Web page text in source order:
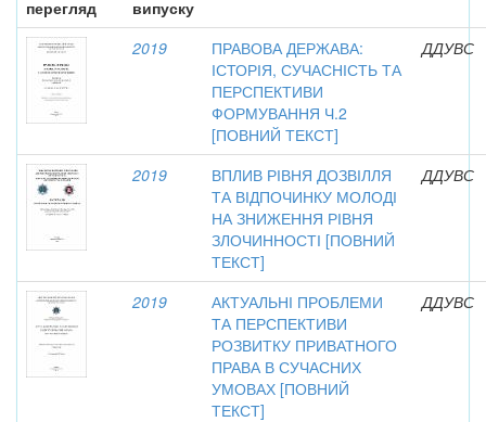
перегляд
випуску
2019
ПРАВОВА ДЕРЖАВА:
ІСТОРІЯ, СУЧАСНІСТЬ ТА
ПЕРСПЕКТИВИ
ФОРМУВАННЯ Ч.2
[ПОВНИЙ ТЕКСТ]
ДДУВС
2019
ВПЛИВ РІВНЯ ДОЗВІЛЛЯ
ТА ВІДПОЧИНКУ МОЛОДІ
НА ЗНИЖЕННЯ РІВНЯ
ЗЛОЧИННОСТІ [ПОВНИЙ
ТЕКСТ]
ДДУВС
2019
АКТУАЛЬНІ ПРОБЛЕМИ
ТА ПЕРСПЕКТИВИ
РОЗВИТКУ ПРИВАТНОГО
ПРАВА В СУЧАСНИХ
УМОВАХ [ПОВНИЙ
ТЕКСТ]
ДДУВС